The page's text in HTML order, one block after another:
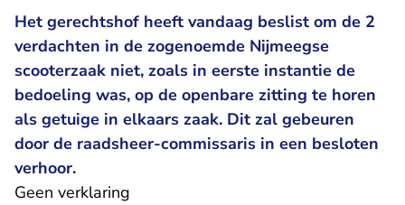
Het gerechtshof heeft vandaag beslist om de 2
verdachten in de zogenoemde Nijmeegse
scooterzaak niet, zoals in eerste instantie de
bedoeling was, op de openbare zitting te horen
als getuige in elkaars zaak. Dit zal gebeuren
door de raadsheer-commissaris in een besloten
verhoor.
Geen verklaring